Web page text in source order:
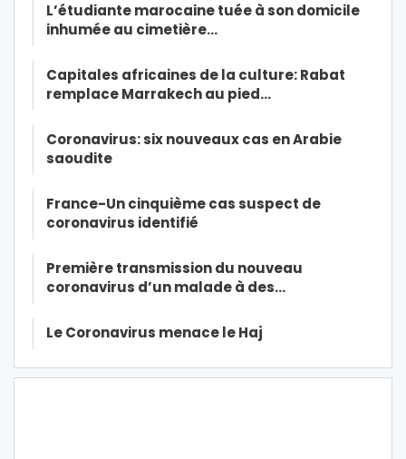
L’étudiante marocaine tuée à son domicile
inhumée au cimetière…
Capitales africaines de la culture: Rabat
remplace Marrakech au pied…
Coronavirus: six nouveaux cas en Arabie
saoudite
France-Un cinquième cas suspect de
coronavirus identifié
Première transmission du nouveau
coronavirus d’un malade à des…
Le Coronavirus menace le Haj